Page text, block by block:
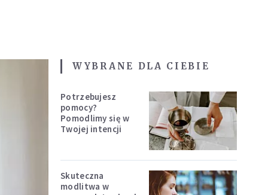
WYBRANE DLA CIEBIE
Potrzebujesz
pomocy?
Pomodlimy się w
Twojej intencji
Skuteczna
modlitwa w